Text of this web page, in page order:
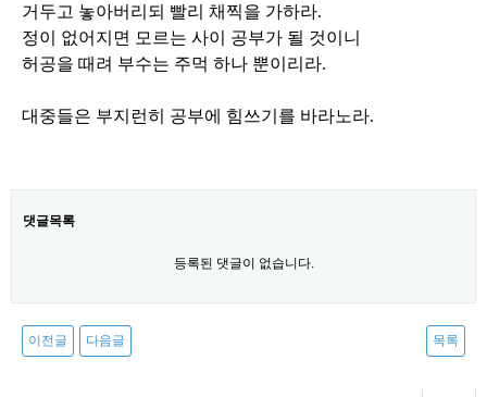
거두고 놓아버리되 빨리 채찍을 가하라.
정이 없어지면 모르는 사이 공부가 될 것이니
허공을 때려 부수는 주먹 하나 뿐이리라.
대중들은 부지런히 공부에 힘쓰기를 바라노라.
댓글목록
등록된 댓글이 없습니다.
이전글 다음글 목록